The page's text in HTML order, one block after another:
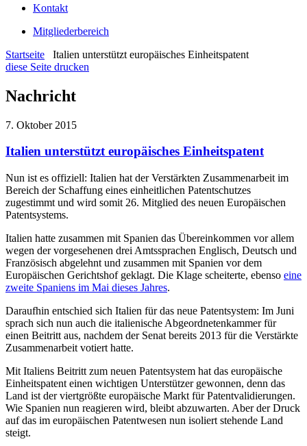
Kontakt
Mitgliederbereich
Startseite
Italien unterstützt europäisches Einheitspatent
diese Seite drucken
Nachricht
7. Oktober 2015
Italien unterstützt europäisches Einheitspatent
Nun ist es offiziell: Italien hat der Verstärkten Zusammenarbeit im
Bereich der Schaffung eines einheitlichen Patentschutzes
zugestimmt und wird somit 26. Mitglied des neuen Europäischen
Patentsystems.
Italien hatte zusammen mit Spanien das Übereinkommen vor allem
wegen der vorgesehenen drei Amtssprachen Englisch, Deutsch und
Französisch abgelehnt und zusammen mit Spanien vor dem
Europäischen Gerichtshof geklagt. Die Klage scheiterte, ebenso eine
zweite Spaniens im Mai dieses Jahres.
Daraufhin entschied sich Italien für das neue Patentsystem: Im Juni
sprach sich nun auch die italienische Abgeordnetenkammer für
einen Beitritt aus, nachdem der Senat bereits 2013 für die Verstärkte
Zusammenarbeit votiert hatte.
Mit Italiens Beitritt zum neuen Patentsystem hat das europäische
Einheitspatent einen wichtigen Unterstützer gewonnen, denn das
Land ist der viertgrößte europäische Markt für Patentvalidierungen.
Wie Spanien nun reagieren wird, bleibt abzuwarten. Aber der Druck
auf das im europäischen Patentwesen nun isoliert stehende Land
steigt.